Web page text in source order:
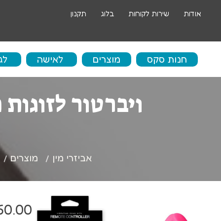
אודות שירות לקוחות בלוג תקנון
חנות סקס מוצרים לאישה
דילדו
דילדו גדול
ויברטור
אביזרי מין מוצרים